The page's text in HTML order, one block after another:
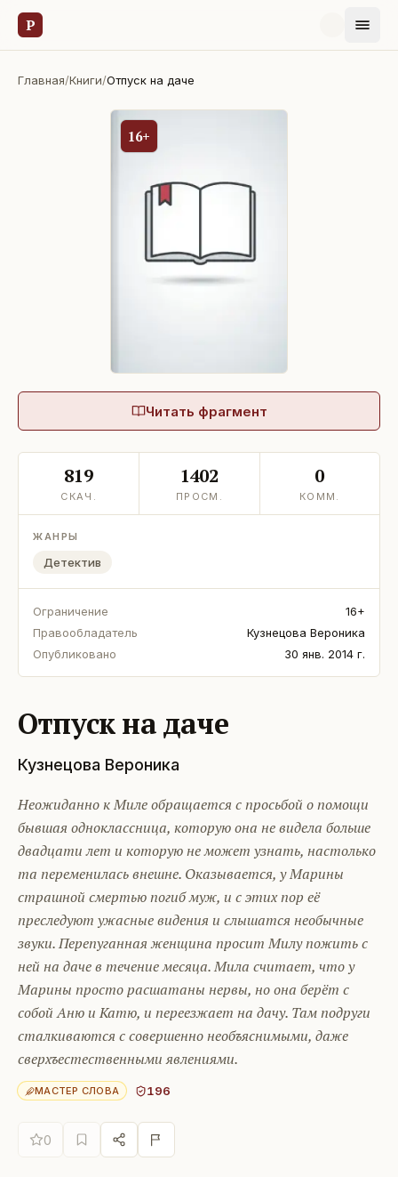
Р
Главная/Книги/Отпуск на даче
16+
Читать фрагмент
819
СКАЧ.
1402
ПРОСМ.
0
КОММ.
ЖАНРЫ
Детектив
Ограничение
16+
Правообладатель
Кузнецова Вероника
Опубликовано
30 янв. 2014 г.
Отпуск на даче
Кузнецова Вероника
Неожиданно к Миле обращается с просьбой о помощи
бывшая одноклассница, которую она не видела больше
двадцати лет и которую не может узнать, настолько
та переменилась внешне. Оказывается, у Марины
страшной смертью погиб муж, и с этих пор её
преследуют ужасные видения и слышатся необычные
звуки. Перепуганная женщина просит Милу пожить с
ней на даче в течение месяца. Мила считает, что у
Марины просто расшатаны нервы, но она берёт с
собой Аню и Катю, и переезжает на дачу. Там подруги
сталкиваются с совершенно необъяснимыми, даже
сверхъестественными явлениями.
МАСТЕР СЛОВА 196
0